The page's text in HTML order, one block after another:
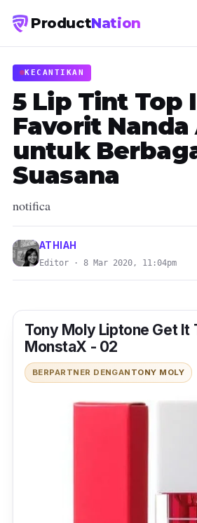
ProductNation
KECANTIKAN
5 Lip Tint Top
Favorit
untuk
Suasana
notifica
ATHIAH
Editor · 8 Mar 2020, 11:04pm
Tony Moly Liptone Get It
MonstaX - 02
BERPARTNER DENGAN TONY MOLY